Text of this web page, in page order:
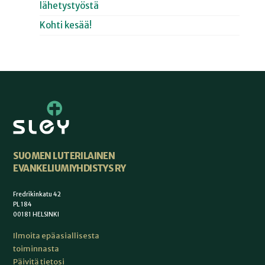
lähetystyöstä
Kohti kesää!
SUOMEN LUTERILAINEN
EVANKELIUMIYHDISTYS RY
Fredrikinkatu 42
PL 184
00181 HELSINKI
Ilmoita epäasiallisesta
toiminnasta
Päivitä tietosi